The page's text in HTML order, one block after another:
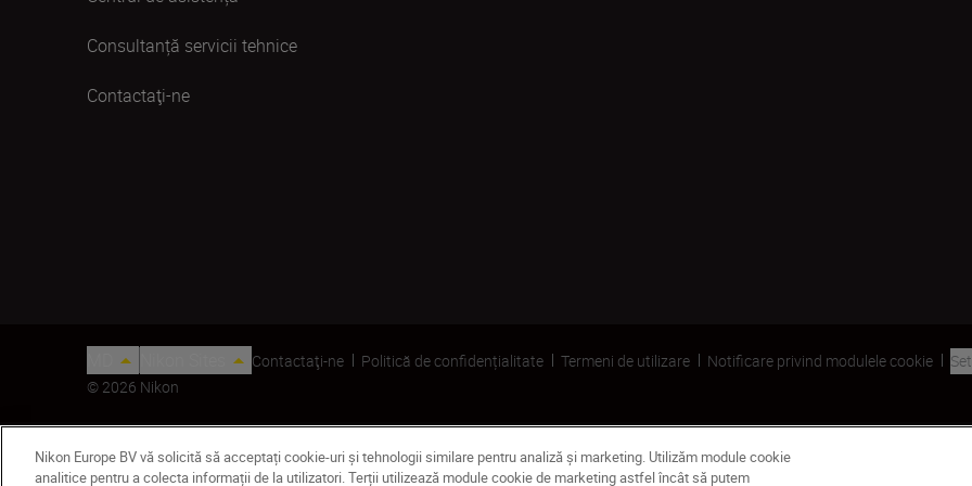
Consultanță servicii tehnice
Contactaţi-ne
Contactaţi-ne Politică de confidențialitate Termeni de utilizare Notificare privind modulele cookie
© 2026 Nikon
Nikon Europe BV vă solicită să acceptați cookie-uri și tehnologii similare pentru analiză și marketing. Utilizăm module cookie
analitice pentru a colecta informații de la utilizatori. Terții utilizează module cookie de marketing astfel încât să putem